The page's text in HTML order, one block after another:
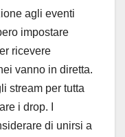
agli eventi
impostare
ricevere
vanno in diretta.
stream per tutta
i drop. I
di unirsi a